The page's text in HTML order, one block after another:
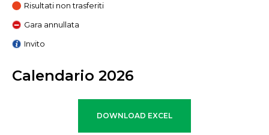
Risultati non trasferiti
Gara annullata
Invito
Calendario 2026